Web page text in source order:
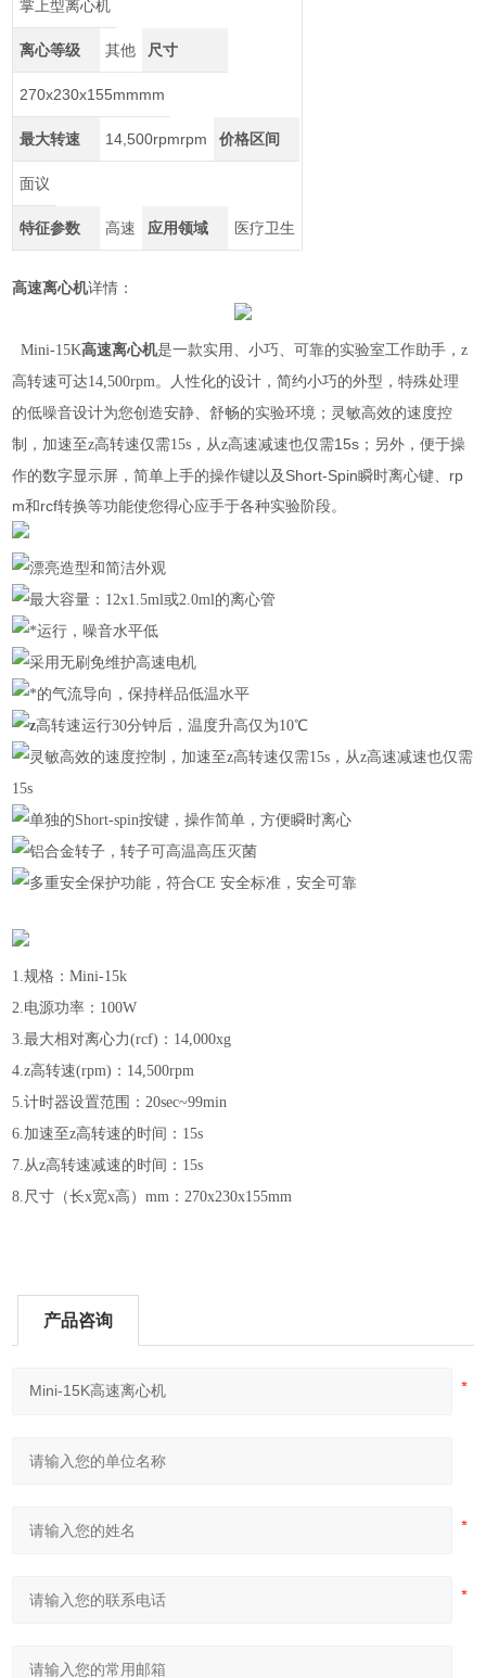
掌上型离心机
离心等级 其他 尺寸
270x230x155mmmm
最大转速 14,500rpmrpm 价格区间
面议
特征参数 高速 应用领域 医疗卫生
高速离心机详情：
Mini-15K高速离心机是一款实用、小巧、可靠的实验室工作助手，z
高转速可达14,500rpm。人性化的设计，简约小巧的外型，特殊处理
的低噪音设计为您创造安静、舒畅的实验环境；灵敏高效的速度控
制，加速至z高转速仅需15s，从z高速减速也仅需15s；另外，便于操
作的数字显示屏，简单上手的操作键以及Short-Spin瞬时离心键、rp
m和rcf转换等功能使您得心应手于各种实验阶段。
漂亮造型和简洁外观
最大容量：12x1.5ml或2.0ml的离心管
*运行，噪音水平低
采用无刷免维护高速电机
*的气流导向，保持样品低温水平
z高转速运行30分钟后，温度升高仅为10℃
灵敏高效的速度控制，加速至z高转速仅需15s，从z高速减速也仅需
15s
单独的Short-spin按键，操作简单，方便瞬时离心
铝合金转子，转子可高温高压灭菌
多重安全保护功能，符合CE 安全标准，安全可靠
1.规格：Mini-15k
2.电源功率：100W
3.最大相对离心力(rcf)：14,000xg
4.z高转速(rpm)：14,500rpm
5.计时器设置范围：20sec~99min
6.加速至z高转速的时间：15s
7.从z高转速减速的时间：15s
8.尺寸（长x宽x高）mm：270x230x155mm
产品咨询